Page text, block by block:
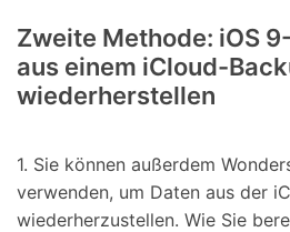
Zweite Methode: iOS
aus einem iCloud-
wiederherstellen
1. Sie können außerdem
verwenden, um Daten aus der
wiederherzustellen. Wie Sie